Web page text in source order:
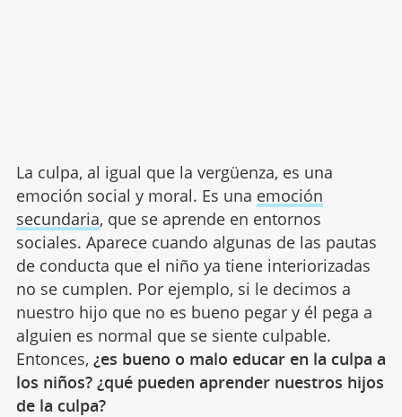
La culpa, al igual que la vergüenza, es una
emoción social y moral. Es una emoción
secundaria, que se aprende en entornos
sociales. Aparece cuando algunas de las pautas
de conducta que el niño ya tiene interiorizadas
no se cumplen. Por ejemplo, si le decimos a
nuestro hijo que no es bueno pegar y él pega a
alguien es normal que se siente culpable.
Entonces, ¿es bueno o malo educar en la culpa a
los niños? ¿qué pueden aprender nuestros hijos
de la culpa?